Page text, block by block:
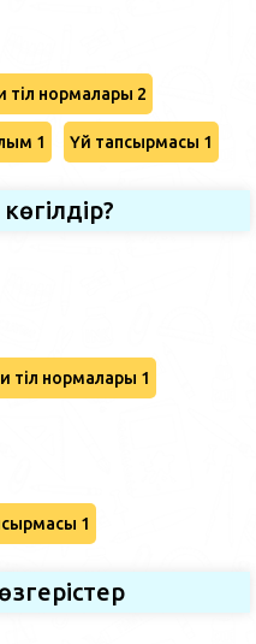
тіл нормалары 2
1 Үй тапсырмасы 1
тіл нормалары 1
1